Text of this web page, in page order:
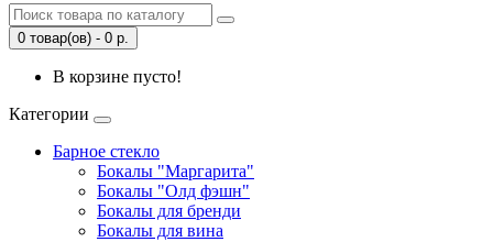
0 товар(ов) - 0 р.
В корзине пусто!
Категории
Барное стекло
Бокалы "Маргарита"
Бокалы "Олд фэшн"
Бокалы для бренди
Бокалы для вина